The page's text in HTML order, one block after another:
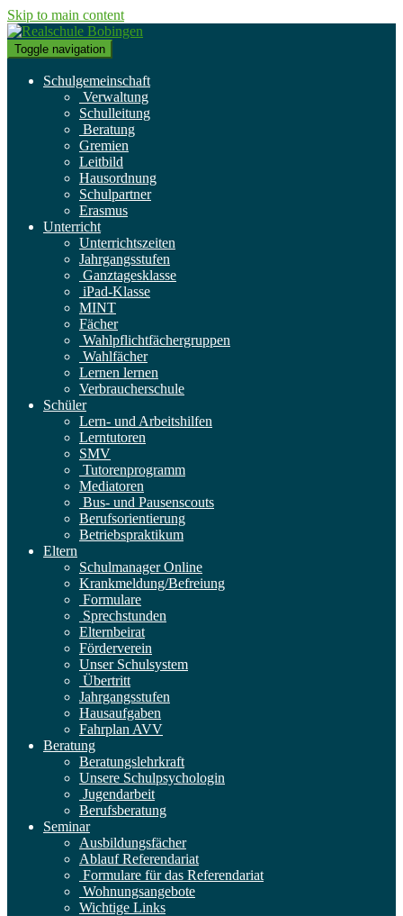
Skip to main content
Toggle navigation
Schulgemeinschaft
Verwaltung
Schulleitung
Beratung
Gremien
Leitbild
Hausordnung
Schulpartner
Erasmus
Unterricht
Unterrichtszeiten
Jahrgangsstufen
Ganztagesklasse
iPad-Klasse
MINT
Fächer
Wahlpflichtfächergruppen
Wahlfächer
Lernen lernen
Verbraucherschule
Schüler
Lern- und Arbeitshilfen
Lerntutoren
SMV
Tutorenprogramm
Mediatoren
Bus- und Pausenscouts
Berufsorientierung
Betriebspraktikum
Eltern
Schulmanager Online
Krankmeldung/Befreiung
Formulare
Sprechstunden
Elternbeirat
Förderverein
Unser Schulsystem
Übertritt
Jahrgangsstufen
Hausaufgaben
Fahrplan AVV
Beratung
Beratungslehrkraft
Unsere Schulpsychologin
Jugendarbeit
Berufsberatung
Seminar
Ausbildungsfächer
Ablauf Referendariat
Formulare für das Referendariat
Wohnungsangebote
Wichtige Links